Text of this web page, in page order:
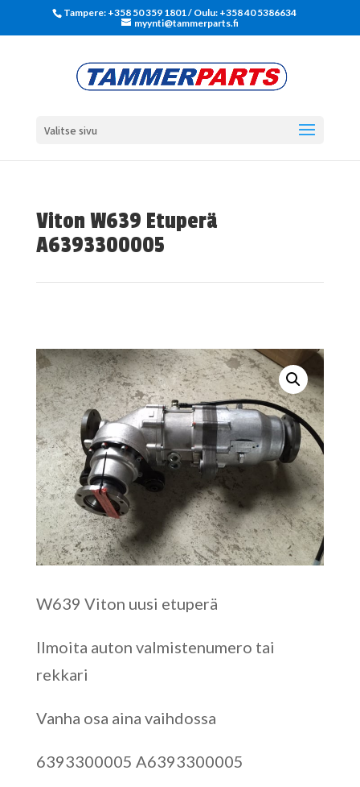
Tampere: +358 50 359 1801‬ / Oulu: +358 40 5386634
myynti@tammerparts.fi
Valitse sivu
Viton W639 Etuperä
A6393300005
W639 Viton uusi etuperä
Ilmoita auton valmistenumero tai
rekkari
Vanha osa aina vaihdossa
6393300005 A6393300005